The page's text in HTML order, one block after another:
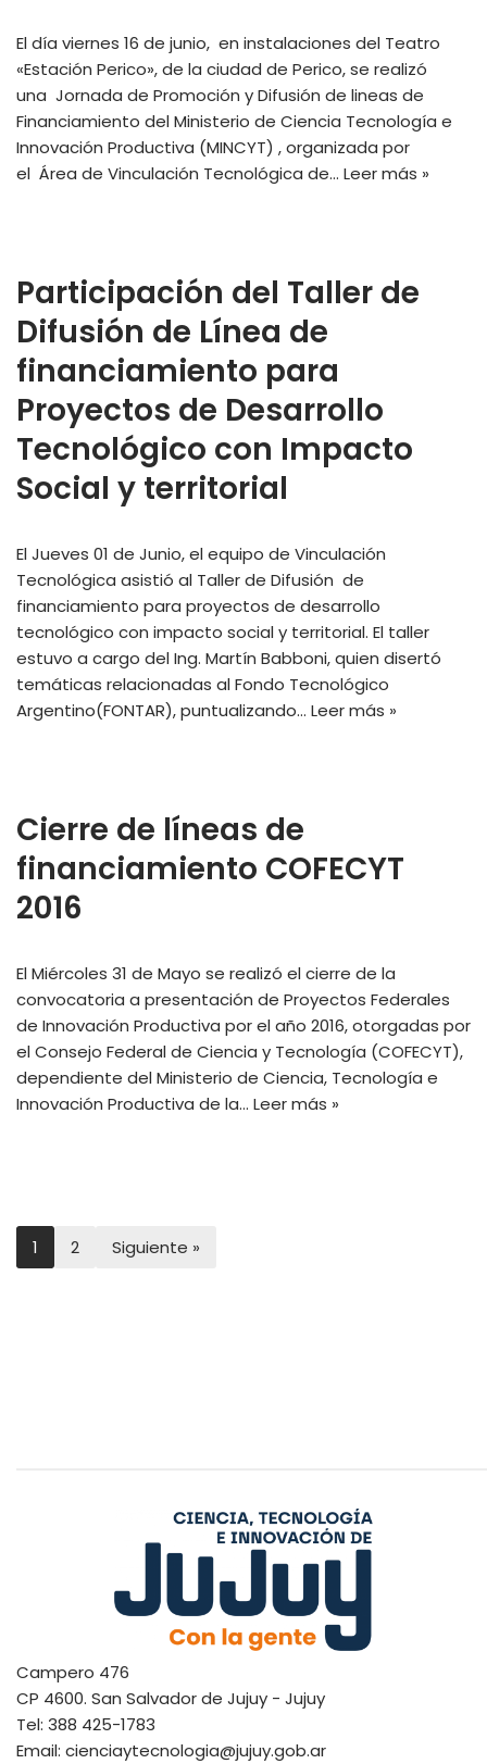
El día viernes 16 de junio, en instalaciones del Teatro
«Estación Perico», de la ciudad de Perico, se realizó
una Jornada de Promoción y Difusión de lineas de
Financiamiento del Ministerio de Ciencia Tecnología e
Innovación Productiva (MINCYT) , organizada por
el Área de Vinculación Tecnológica de… Leer más »
Participación del Taller de
Difusión de Línea de
financiamiento para
Proyectos de Desarrollo
Tecnológico con Impacto
Social y territorial
El Jueves 01 de Junio, el equipo de Vinculación
Tecnológica asistió al Taller de Difusión de
financiamiento para proyectos de desarrollo
tecnológico con impacto social y territorial. El taller
estuvo a cargo del Ing. Martín Babboni, quien disertó
temáticas relacionadas al Fondo Tecnológico
Argentino(FONTAR), puntualizando… Leer más »
Cierre de líneas de
financiamiento COFECYT
2016
El Miércoles 31 de Mayo se realizó el cierre de la
convocatoria a presentación de Proyectos Federales
de Innovación Productiva por el año 2016, otorgadas por
el Consejo Federal de Ciencia y Tecnología (COFECYT),
dependiente del Ministerio de Ciencia, Tecnología e
Innovación Productiva de la… Leer más »
1 2 Siguiente »
Campero 476
CP 4600. San Salvador de Jujuy - Jujuy
Tel: 388 425-1783
Email: cienciaytecnologia@jujuy.gob.ar